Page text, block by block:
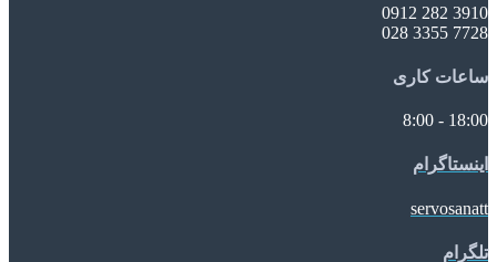
3910 282 0912
7728 3355 028
ساعات کاری
18:00 - 8:00
اینستاگرام
servosanatt
تلگرام